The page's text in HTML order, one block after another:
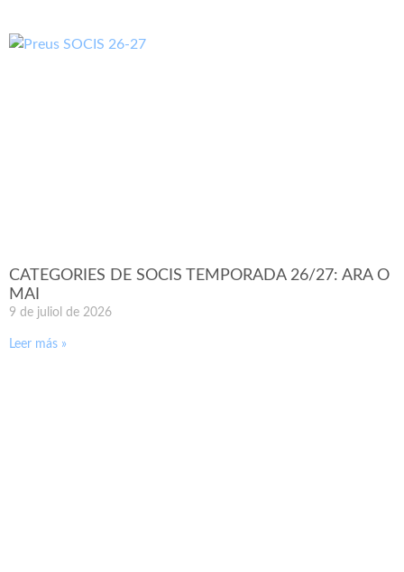
CATEGORIES DE SOCIS TEMPORADA 26/27: ARA O
MAI
9 de juliol de 2026
Leer más »